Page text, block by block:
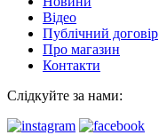
Відео
Публічний договір
Про магазин
Контакти
Слідкуйте за нами: